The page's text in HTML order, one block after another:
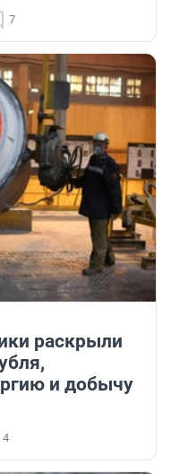
7
раскрыли
и добычу
4